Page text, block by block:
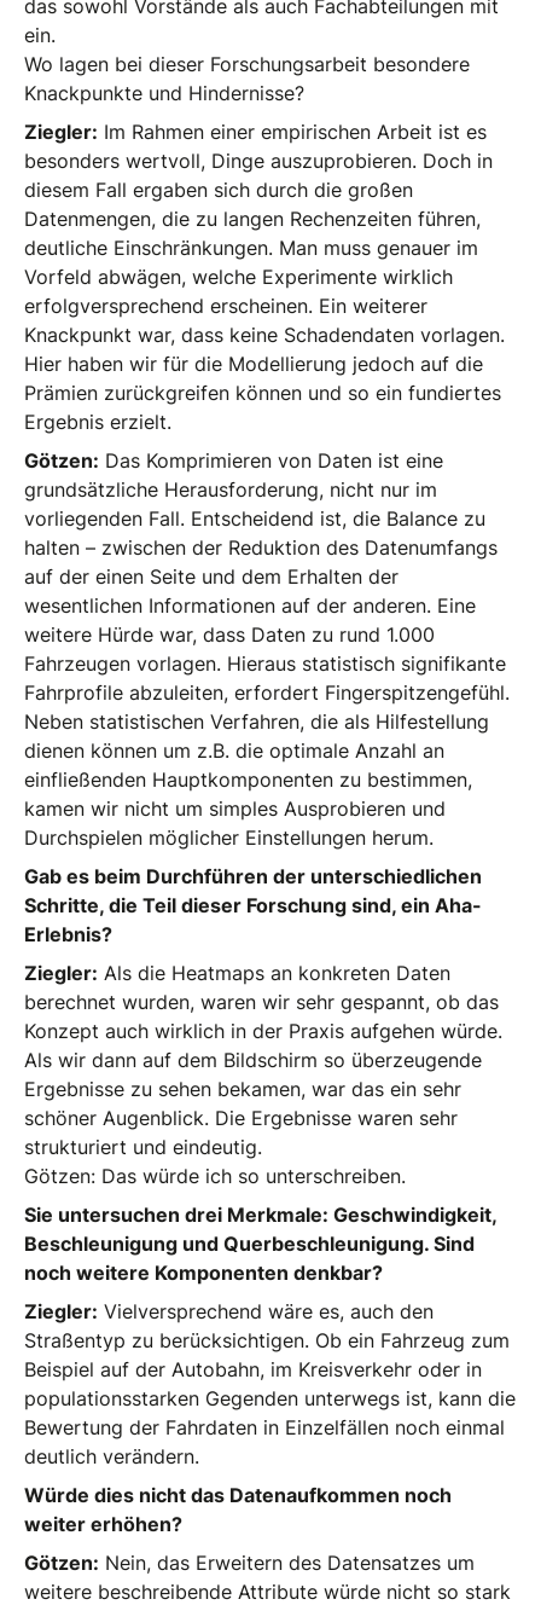
das sowohl Vorstände als auch Fachabteilungen mit
ein.
Wo lagen bei dieser Forschungsarbeit besondere
Knackpunkte und Hindernisse?
Ziegler: Im Rahmen einer empirischen Arbeit ist es
besonders wertvoll, Dinge auszuprobieren. Doch in
diesem Fall ergaben sich durch die großen
Datenmengen, die zu langen Rechenzeiten führen,
deutliche Einschränkungen. Man muss genauer im
Vorfeld abwägen, welche Experimente wirklich
erfolgversprechend erscheinen. Ein weiterer
Knackpunkt war, dass keine Schadendaten vorlagen.
Hier haben wir für die Modellierung jedoch auf die
Prämien zurückgreifen können und so ein fundiertes
Ergebnis erzielt.
Götzen: Das Komprimieren von Daten ist eine
grundsätzliche Herausforderung, nicht nur im
vorliegenden Fall. Entscheidend ist, die Balance zu
halten – zwischen der Reduktion des Datenumfangs
auf der einen Seite und dem Erhalten der
wesentlichen Informationen auf der anderen. Eine
weitere Hürde war, dass Daten zu rund 1.000
Fahrzeugen vorlagen. Hieraus statistisch signifikante
Fahrprofile abzuleiten, erfordert Fingerspitzengefühl.
Neben statistischen Verfahren, die als Hilfestellung
dienen können um z.B. die optimale Anzahl an
einfließenden Hauptkomponenten zu bestimmen,
kamen wir nicht um simples Ausprobieren und
Durchspielen möglicher Einstellungen herum.
Gab es beim Durchführen der unterschiedlichen
Schritte, die Teil dieser Forschung sind, ein Aha-
Erlebnis?
Ziegler: Als die Heatmaps an konkreten Daten
berechnet wurden, waren wir sehr gespannt, ob das
Konzept auch wirklich in der Praxis aufgehen würde.
Als wir dann auf dem Bildschirm so überzeugende
Ergebnisse zu sehen bekamen, war das ein sehr
schöner Augenblick. Die Ergebnisse waren sehr
strukturiert und eindeutig.
Götzen: Das würde ich so unterschreiben.
Sie untersuchen drei Merkmale: Geschwindigkeit,
Beschleunigung und Querbeschleunigung. Sind
noch weitere Komponenten denkbar?
Ziegler: Vielversprechend wäre es, auch den
Straßentyp zu berücksichtigen. Ob ein Fahrzeug zum
Beispiel auf der Autobahn, im Kreisverkehr oder in
populationsstarken Gegenden unterwegs ist, kann die
Bewertung der Fahrdaten in Einzelfällen noch einmal
deutlich verändern.
Würde dies nicht das Datenaufkommen noch
weiter erhöhen?
Götzen: Nein, das Erweitern des Datensatzes um
weitere beschreibende Attribute würde nicht so stark